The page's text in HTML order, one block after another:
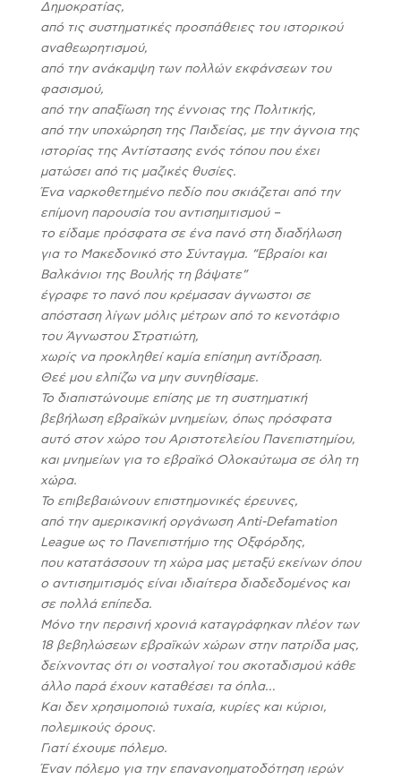
Δημοκρατίας,
από τις συστηματικές προσπάθειες του ιστορικού
αναθεωρητισμού,
από την ανάκαμψη των πολλών εκφάνσεων του
φασισμού,
από την απαξίωση της έννοιας της Πολιτικής,
από την υποχώρηση της Παιδείας, με την άγνοια της
ιστορίας της Αντίστασης ενός τόπου που έχει
ματώσει από τις μαζικές θυσίες.
Ένα ναρκοθετημένο πεδίο που σκιάζεται από την
επίμονη παρουσία του αντισημιτισμού –
το είδαμε πρόσφατα σε ένα πανό στη διαδήλωση
για το Μακεδονικό στο Σύνταγμα. “Εβραίοι και
Βαλκάνιοι της Βουλής τη βάψατε”
έγραφε το πανό που κρέμασαν άγνωστοι σε
απόσταση λίγων μόλις μέτρων από το κενοτάφιο
του Άγνωστου Στρατιώτη,
χωρίς να προκληθεί καμία επίσημη αντίδραση.
Θεέ μου ελπίζω να μην συνηθίσαμε.
Το διαπιστώνουμε επίσης με τη συστηματική
βεβήλωση εβραϊκών μνημείων, όπως πρόσφατα
αυτό στον χώρο του Αριστοτελείου Πανεπιστημίου,
και μνημείων για το εβραϊκό Ολοκαύτωμα σε όλη τη
χώρα.
Το επιβεβαιώνουν επιστημονικές έρευνες,
από την αμερικανική οργάνωση Anti-Defamation
League ως το Πανεπιστήμιο της Οξφόρδης,
που κατατάσσουν τη χώρα μας μεταξύ εκείνων όπου
ο αντισημιτισμός είναι ιδιαίτερα διαδεδομένος και
σε πολλά επίπεδα.
Μόνο την περσινή χρονιά καταγράφηκαν πλέον των
18 βεβηλώσεων εβραϊκών χώρων στην πατρίδα μας,
δείχνοντας ότι οι νοσταλγοί του σκοταδισμού κάθε
άλλο παρά έχουν καταθέσει τα όπλα…
Και δεν χρησιμοποιώ τυχαία, κυρίες και κύριοι,
πολεμικούς όρους.
Γιατί έχουμε πόλεμο.
Έναν πόλεμο για την επανανοηματοδότηση ιερών